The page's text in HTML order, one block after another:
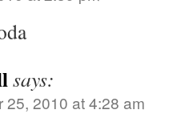
says:
25, 2010 at 4:28 am